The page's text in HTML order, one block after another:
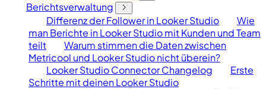
Berichtsverwaltung
Differenz der Follower in Looker Studio
Wie
man Berichte in Looker Studio mit Kunden und Team
teilt
Warum stimmen die Daten zwischen
Metricool und Looker Studio nicht überein?
Looker Studio Connector Changelog
Erste
Schritte mit deinen Looker Studio